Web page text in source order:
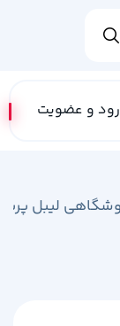
و عضویت
لیبل